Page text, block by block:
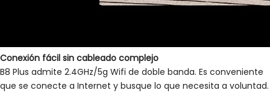
Conexión fácil sin cableado complejo
B8 Plus admite 2.4GHz/5g Wifi de doble banda. Es conveniente
que se conecte a Internet y busque lo que necesita a voluntad.